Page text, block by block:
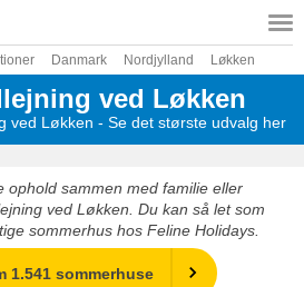
Danmark Nordjylland Løkken
ved Løkken
ved Løkken - Se det største udvalg her
sammen med familie eller
ved Løkken. Du kan så let som
sommerhus hos Feline Holidays.
1.541 sommerhuse